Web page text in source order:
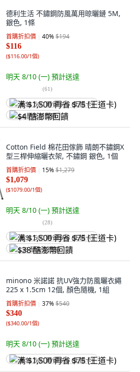
德利生活 不鏽鋼防風萬用晾曬鏈 5M,
銀色, 1條
首購折扣價 40%$194
$116
($116.00/1個)
明天 8/10 (一) 預計送達
(61)
满 $1,500 再省 $75 (王道卡)
$4 酷澎幣回饋
Cotton Field 棉花田傢飾 晴朗不鏽鋼X
型三桿伸縮曬衣架, 不鏽鋼 銀色, 1個
首購折扣價 15%$1,279
$1,079
($1079.00/1個)
明天 8/10 (一) 預計送達
(28)
满 $1,500 再省 $75 (王道卡)
$38 酷澎幣回饋
minono 米諾諾 抗UV強力防風曬衣繩
225 x 1.5cm 12個, 顏色隨機, 1組
首購折扣價 37%$540
$340
($340.00/1個)
明天 8/10 (一) 預計送達
满 $1,500 再省 $75 (王道卡)